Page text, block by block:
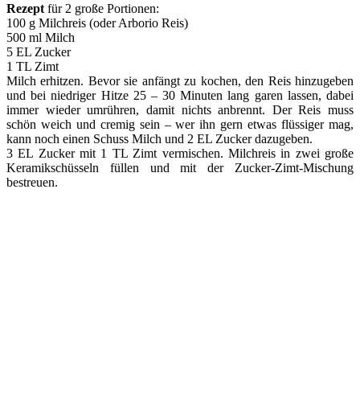
Rezept für 2 große Portionen:
100 g Milchreis (oder Arborio Reis)
500 ml Milch
5 EL Zucker
1 TL Zimt
Milch erhitzen. Bevor sie anfängt zu kochen, den Reis hinzugeben
und bei niedriger Hitze 25 – 30 Minuten lang garen lassen, dabei
immer wieder umrühren, damit nichts anbrennt. Der Reis muss
schön weich und cremig sein – wer ihn gern etwas flüssiger mag,
kann noch einen Schuss Milch und 2 EL Zucker dazugeben.
3 EL Zucker mit 1 TL Zimt vermischen. Milchreis in zwei große
Keramikschüsseln füllen und mit der Zucker-Zimt-Mischung
bestreuen.